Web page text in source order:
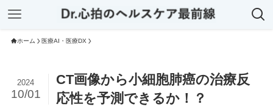
ホーム 医療AI・医療DX
CT画像から小細胞肺癌の治療反
応性を予測できるか！？
2024
10/01